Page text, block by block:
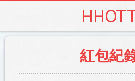
紅包紀